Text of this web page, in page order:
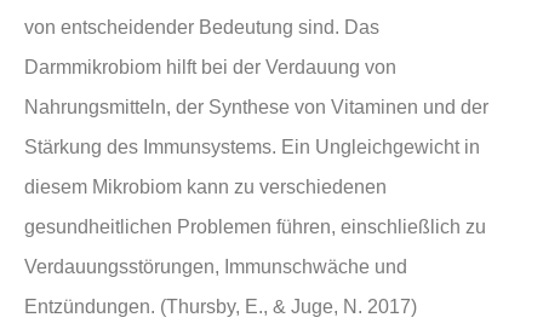
von entscheidender Bedeutung sind. Das
Darmmikrobiom hilft bei der Verdauung von
Nahrungsmitteln, der Synthese von Vitaminen und der
Stärkung des Immunsystems. Ein Ungleichgewicht in
diesem Mikrobiom kann zu verschiedenen
gesundheitlichen Problemen führen, einschließlich zu
Verdauungsstörungen, Immunschwäche und
Entzündungen. (Thursby, E., & Juge, N. 2017)